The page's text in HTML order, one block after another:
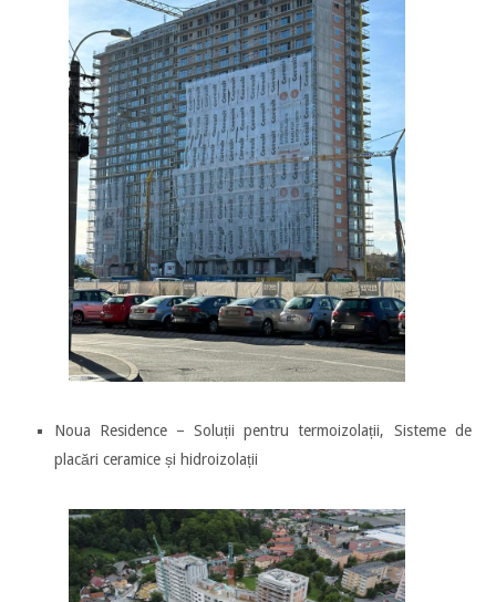
Noua Residence – Soluții pentru termoizolații, Sisteme de
placări ceramice și hidroizolații